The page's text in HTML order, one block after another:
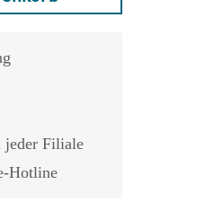
jeder Filiale
Hotline